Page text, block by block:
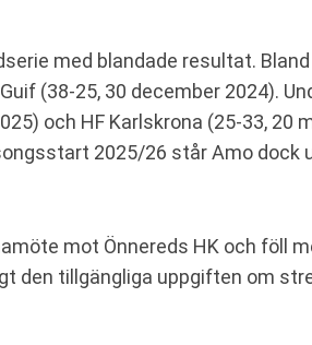
med blandade resultat.
(38-25, 30 december 2024).
och HF Karlskrona (25-33,
2025/26 står Amo
mot Önnereds HK och föll
den tillgängliga uppgiften om